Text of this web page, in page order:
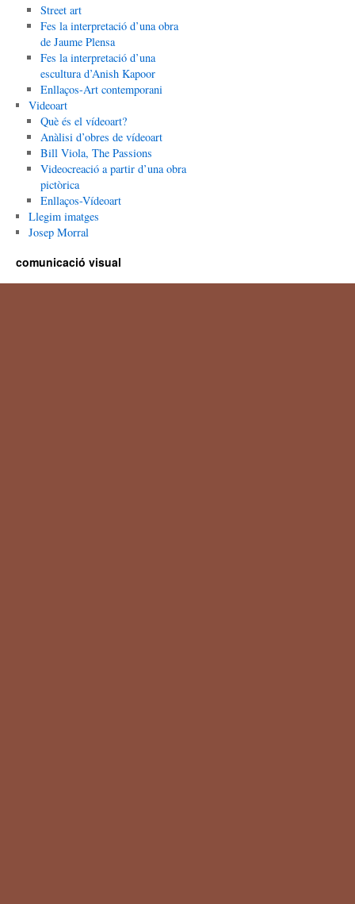
Street art
Fes la interpretació d’una obra
de Jaume Plensa
Fes la interpretació d’una
escultura d’Anish Kapoor
Enllaços-Art contemporani
Videoart
Què és el vídeoart?
Anàlisi d’obres de vídeoart
Bill Viola, The Passions
Videocreació a partir d’una obra
pictòrica
Enllaços-Vídeoart
Llegim imatges
Josep Morral
comunicació visual